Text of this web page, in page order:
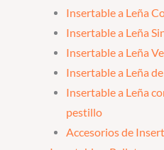
Insertable a Leña
Insertable a Leña
Insertable a Leña
Insertable a Leña
Insertable a Leña
pestillo
Accesorios de